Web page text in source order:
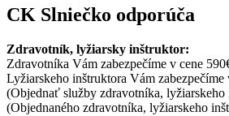
CK Slniečko odporúča
Zdravotník, lyžiarsky inštruktor:
Zdravotníka Vám zabezpečíme v cene
Lyžiarskeho inštruktora Vám
(Objednať služby zdravotníka,
(Objednaného zdravotníka, lyžiarskeho